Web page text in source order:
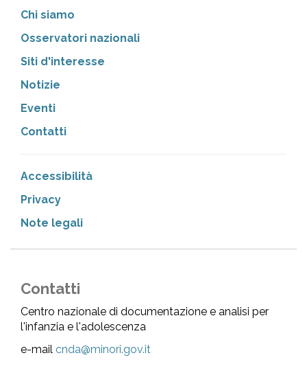
Chi siamo
Osservatori nazionali
Siti d'interesse
Notizie
Eventi
Contatti
Accessibilità
Privacy
Note legali
Contatti
Centro nazionale di documentazione e analisi per
l'infanzia e l'adolescenza
e-mail cnda@minori.gov.it